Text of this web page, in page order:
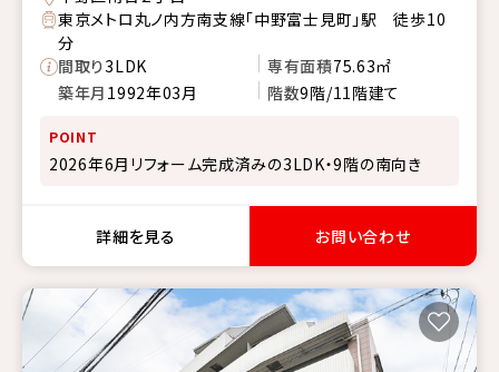
東京メトロ丸ノ内方南支線「中野富士見町」駅 徒歩10
分
間取り3LDK 専有面積75.63㎡
築年月 1992年03月 階数9階/11階建て
POINT
2026年6月リフォーム完成済みの3LDK・9階の南向き
詳細を見る お問い合わせ